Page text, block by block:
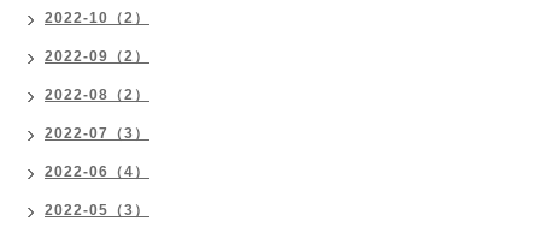
2022-10（2）
2022-09（2）
2022-08（2）
2022-07（3）
2022-06（4）
2022-05（3）